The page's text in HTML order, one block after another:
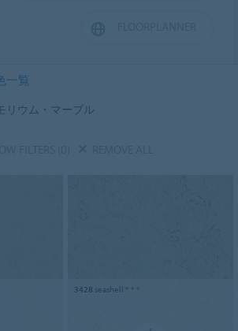
一覧
ウム・マーブル
3428 seashell * * *